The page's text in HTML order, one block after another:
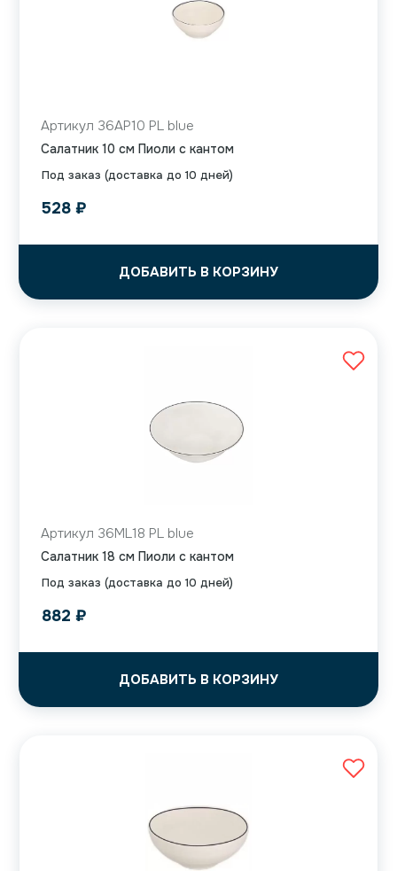
Под заказ (доставка до 10 дней)
Артикул 36AP10 PL blue
Салатник 10 см Пиоли с кантом
528 ₽
ДОБАВИТЬ В КОРЗИНУ
Под заказ (доставка до 10 дней)
Артикул 36ML18 PL blue
Салатник 18 см Пиоли с кантом
882 ₽
ДОБАВИТЬ В КОРЗИНУ